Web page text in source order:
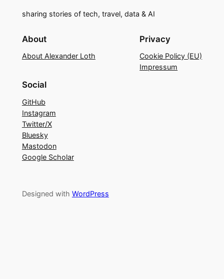
sharing stories of tech, travel, data & AI
About
About Alexander Loth
Privacy
Cookie Policy (EU)
Impressum
Social
GitHub
Instagram
Twitter/X
Bluesky
Mastodon
Google Scholar
Designed with WordPress